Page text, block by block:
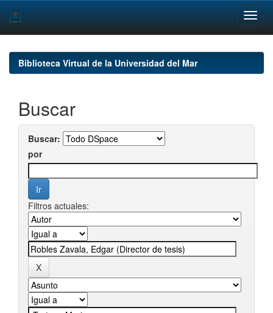
navigationBiblioteca Virtual de la Universidad del Mar
Buscar
Buscar:
por
Filtros actuales: